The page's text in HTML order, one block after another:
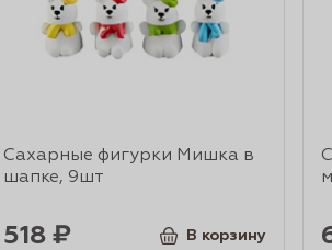
Сахарные фигурки Мишка в
шапке, 9шт
518 ₽ В корзину